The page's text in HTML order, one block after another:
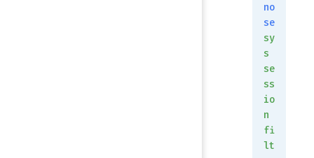
no
se
sy
s
se
ss
io
n
fi
lt